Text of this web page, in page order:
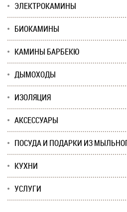
ЭЛЕКТРОКАМИНЫ
БИОКАМИНЫ
КАМИНЫ БАРБЕКЮ
ДЫМОХОДЫ
ИЗОЛЯЦИЯ
АКСЕССУАРЫ
ПОСУДА И ПОДАРКИ ИЗ
КУХНИ
УСЛУГИ